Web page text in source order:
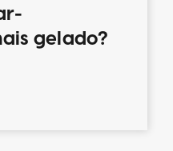
gelado?